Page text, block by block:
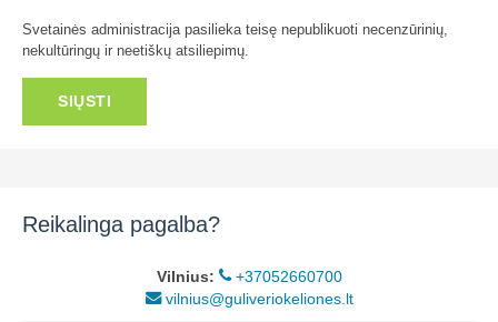
Svetainės administracija pasilieka teisę nepublikuoti necenzūrinių,
nekultūringų ir neetiškų atsiliepimų.
SIŲSTI
Reikalinga pagalba?
Vilnius:
+37052660700
vilnius@guliveriokeliones.lt